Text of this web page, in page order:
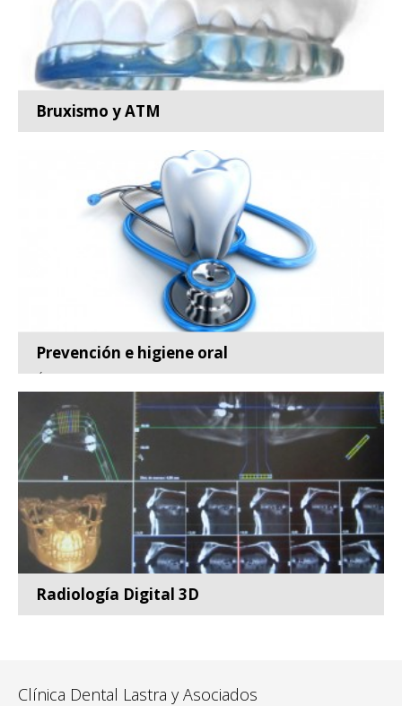
Bruxismo y ATM
Especialidad de la odontología encargada de la
Leer más
Prevención e higiene oral
Área de la odontología dedicada a la prevención,
Leer más
Radiología Digital 3D
Contamos con la más alta tecnología en radiología,
Clínica Dental Lastra y Asociados